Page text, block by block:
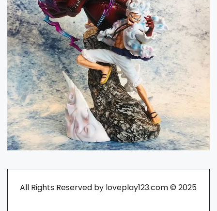
All Rights Reserved by loveplay123.com © 2025